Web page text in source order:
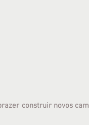
construir novos